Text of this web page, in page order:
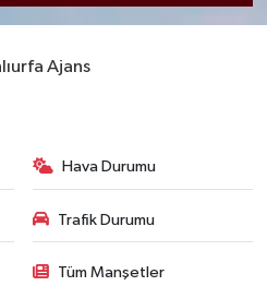
Hava Durumu
Trafik Durumu
Tüm Manşetler